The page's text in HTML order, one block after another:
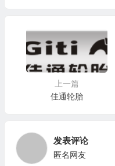
上一篇
佳通轮胎
发表评论
匿名网友